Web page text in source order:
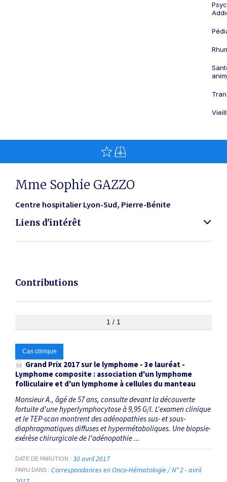
Mme Sophie GAZZO
Centre hospitalier Lyon-Sud Pierre-Bénite
Liens d'intérêt
Contributions
1 / 1
Cas clinique
Grand Prix 2017 sur le lymphome - 3e lauréat -
Lymphome composite : association d'un lymphome
folliculaire et d'un lymphome à cellules du manteau
Monsieur A., âgé de 57 ans, consulte devant la découverte
fortuite d'une hyperlymphocytose à 9,95 G/l. L'examen clinique
et le TEP-scan montrent des adénopathies sus- et sous-
diaphragmatiques diffuses et hypermétaboliques. Une biopsie-
exérèse chirurgicale de l'adénopathie ...
DATE DE PARUTION 30 avril 2017
PARU DANS
Correspondances en Onco-Hématologie / N° 2 - avril